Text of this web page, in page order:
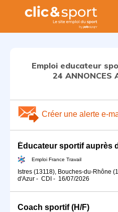
Emploi educateur
24 ANNONCES
Créer une alerte e-
Emploi France Travail
Istres (13118), Bouches-du-Rhône
d'Azur - CDI - 16/07/2026
Coach sportif (H/F)